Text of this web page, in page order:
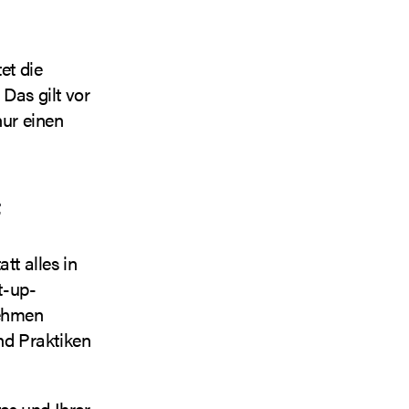
die
gilt vor
einen
alles in
up-
Praktiken